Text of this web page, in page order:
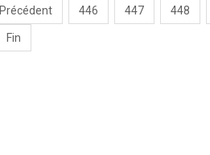
Précédent 446 447 448
Fin